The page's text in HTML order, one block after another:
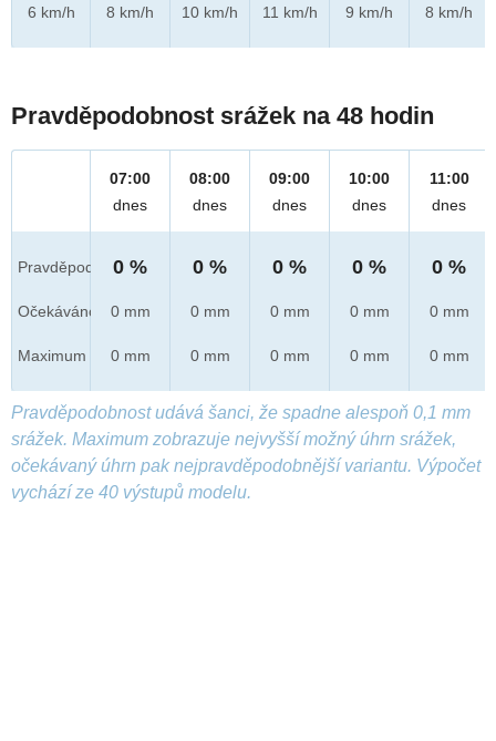
6 km/h
8 km/h
10 km/h
11 km/h
9 km/h
8 km/h
Pravděpodobnost srážek na 48 hodin
Pravděpod.
Očekáváno
Maximum
07:00
dnes
0 %
0 mm
0 mm
08:00
dnes
0 %
0 mm
0 mm
09:00
dnes
0 %
0 mm
0 mm
10:00
dnes
0 %
0 mm
0 mm
11:00
dnes
0 %
0 mm
0 mm
Pravděpodobnost udává šanci, že spadne alespoň 0,1 mm
srážek. Maximum zobrazuje nejvyšší možný úhrn srážek,
očekávaný úhrn pak nejpravděpodobnější variantu. Výpočet
vychází ze 40 výstupů modelu.